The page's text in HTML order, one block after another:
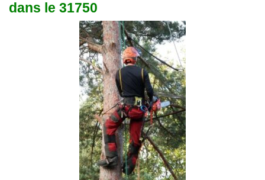
dans le 31750